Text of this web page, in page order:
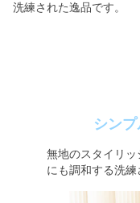
洗練された逸品です。
シン
無地のスタイリ
にも調和する洗